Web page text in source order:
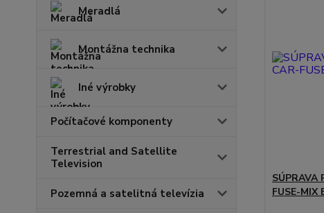
Meradlá
Montážna technika
Iné výrobky
Počítačové komponenty
Terrestrial and Satellite
Television
Pozemná a satelitná televízia
SÚPRAVA
FUSE-MIX